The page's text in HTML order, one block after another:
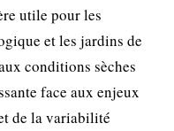
utile pour les
et les jardins de
conditions sèches
face aux enjeux
de la variabilité